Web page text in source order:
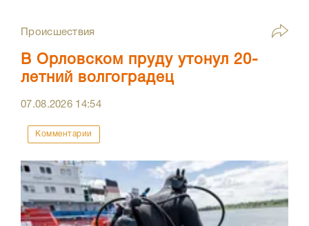
Происшествия
В Орловском пруду утонул 20-
летний волгоградец
07.08.2026 14:54
Комментарии